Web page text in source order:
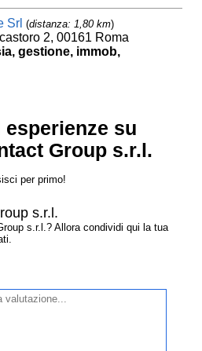
Srl (distanza: 1,80 km)
2, 00161 Roma
gestione, immob,
su
Group s.r.l.
per primo!
s.r.l.
s.r.l.? Allora condividi qui la tua